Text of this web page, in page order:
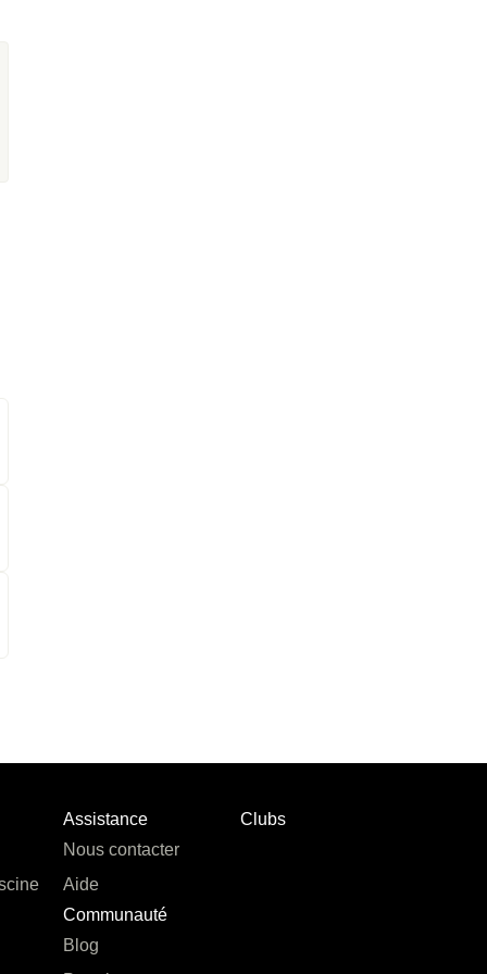
Assistance
Nous contacter
Aide
Communauté
Blog
Clubs